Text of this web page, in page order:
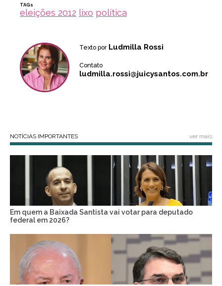
TAGs
eleições 2012 lixo política
Texto por Ludmilla Rossi
Contato
ludmilla.rossi@juicysantos.com.br
NOTÍCIAS IMPORTANTES ver mais
Em quem a Baixada Santista vai votar para deputado
federal em 2026?